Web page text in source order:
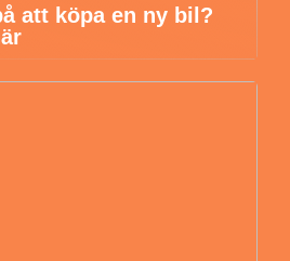
att köpa en ny bil?